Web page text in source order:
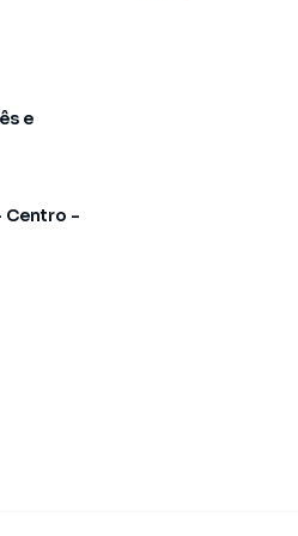
e
Centro -